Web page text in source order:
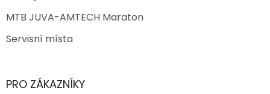
MTB JUVA-AMTECH Maraton
Servisní místa
PRO ZÁKAZNÍKY